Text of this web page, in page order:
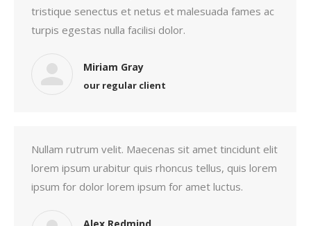
tristique senectus et netus et malesuada fames ac
turpis egestas nulla facilisi dolor.
Miriam Gray
our regular client
Nullam rutrum velit. Maecenas sit amet tincidunt elit
lorem ipsum urabitur quis rhoncus tellus, quis lorem
ipsum for dolor lorem ipsum for amet luctus.
Alex Redmind